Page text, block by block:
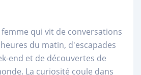
femme qui vit de conversations
du matin, d'escapades
end et de découvertes de
La curiosité coule dans